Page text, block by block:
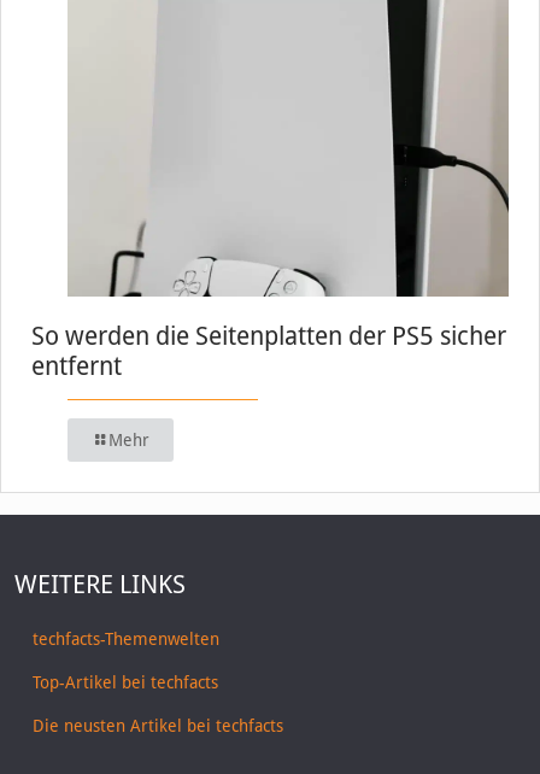
So werden die Seitenplatten der PS5 sicher
entfernt
Mehr
WEITERE LINKS
techfacts-Themenwelten
Top-Artikel bei techfacts
Die neusten Artikel bei techfacts